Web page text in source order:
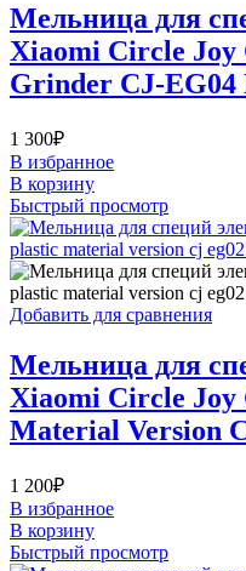
Мельница для
Xiaomi Circle
Grinder CJ-EG04
1 300₽
В избранное
В корзину
Быстрый просмотр
Добавить для сравнения
Мельница для
Xiaomi Circle
Material Version
1 200₽
В избранное
В корзину
Быстрый просмотр